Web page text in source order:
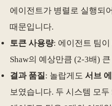
에이전트가 병렬로 실행되
때문입니다.
토큰 사용량: 에이전트 팀
Shaw의 예상만큼 (2-3배)
결과 품질: 놀랍게도 서브
보였습니다. 두 시스템 모